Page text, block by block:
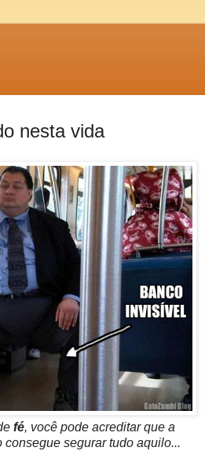
nesta vida
fé, você pode acreditar que a
consegue segurar tudo aquilo...